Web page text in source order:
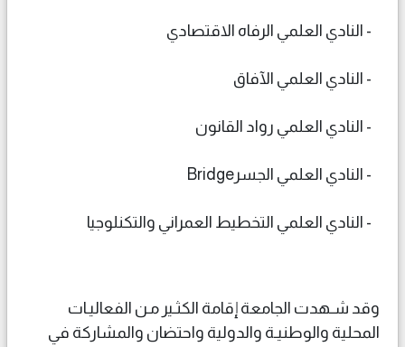
- النادي العلمي الرفاه الاقتصادي
- النادي العلمي الآفاق
- النادي العلمي رواد القانون
- النادي العلمي الجسرBridge
- النادي العلمي التخطيط العمراني والتكنلوجيا
وقد شـهدت الجامعة إقامة الكثـير مـن الفعاليـات
المحلية والوطنيـة والدولية واحتضان والمشاركة في